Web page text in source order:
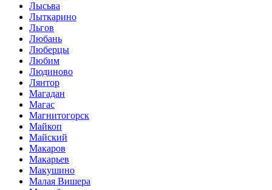
Лысьва
Лыткарино
Льгов
Любань
Люберцы
Любим
Людиново
Лянтор
Магадан
Магас
Магнитогорск
Майкоп
Майский
Макаров
Макарьев
Макушино
Малая Вишера